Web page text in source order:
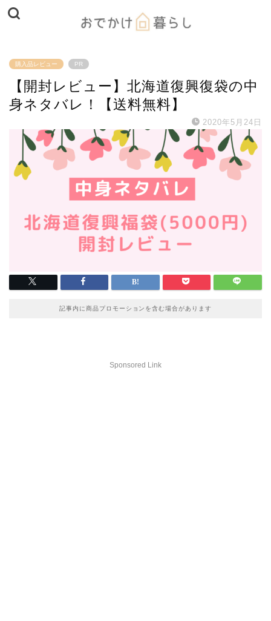
購入品レビュー PR
【開封レビュー】北海道復興復袋の中
身ネタバレ！【送料無料】
2020年5月24日
記事内に商品プロモーションを含む場合があります
Sponsored Link